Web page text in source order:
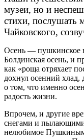
музеи, но и
стихи, послушать
Чайковского,
Осень — пушкинское
Болдинская осень, и
как «роща отряхает
дохнул осенний хлад,
о том, что именно
радость жизни.
Впрочем, и другие
снегами и
нелюбимое Пушкиным